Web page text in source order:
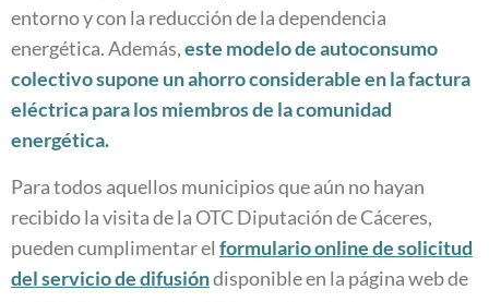
entorno y con la reducción de la dependencia
energética. Además,este modelo de autoconsumo
colectivo supone un ahorro considerable en la factura
eléctrica para los miembros de la comunidad
energética.
Para todos aquellos municipios que aún no hayan
recibido la visita de la OTC Diputación de Cáceres,
pueden cumplimentar el formulario online de solicitud
del servicio de difusióndisponible en la página web de